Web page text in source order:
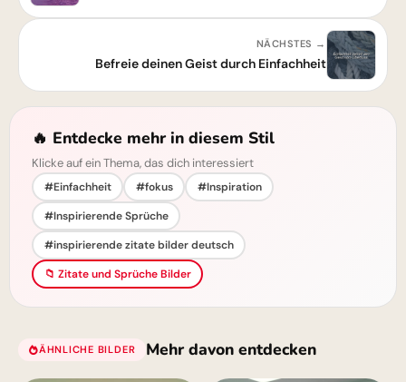
NÄCHSTES →
Befreie deinen Geist durch Einfachheit
🔥 Entdecke mehr in diesem Stil
Klicke auf ein Thema, das dich interessiert
#Einfachheit #fokus
#Inspiration
#Inspirierende Sprüche
#inspirierende zitate bilder deutsch
📁 Zitate und Sprüche Bilder
ÄHNLICHE BILDER Mehr davon entdecken